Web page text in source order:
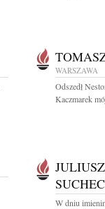
WARSZAWA
Odszedł
Kaczmarek
W dniu